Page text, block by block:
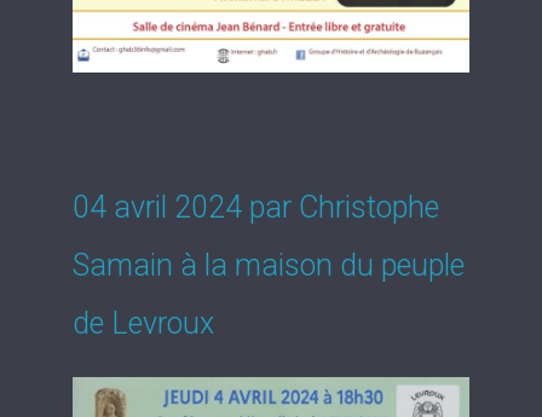
04 avril 2024 par Christophe
Samain à la maison du peuple
de Levroux